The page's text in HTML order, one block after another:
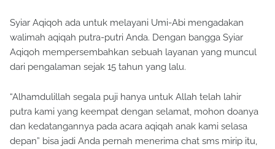
Syiar Aqiqoh ada untuk melayani Umi-Abi mengadakan
walimah aqiqah putra-putri Anda. Dengan bangga Syiar
Aqiqoh mempersembahkan sebuah layanan yang muncul
dari pengalaman sejak 15 tahun yang lalu.
“Alhamdulillah segala puji hanya untuk Allah telah lahir
putra kami yang keempat dengan selamat, mohon doanya
dan kedatangannya pada acara aqiqah anak kami selasa
depan” bisa jadi Anda pernah menerima chat sms mirip itu,